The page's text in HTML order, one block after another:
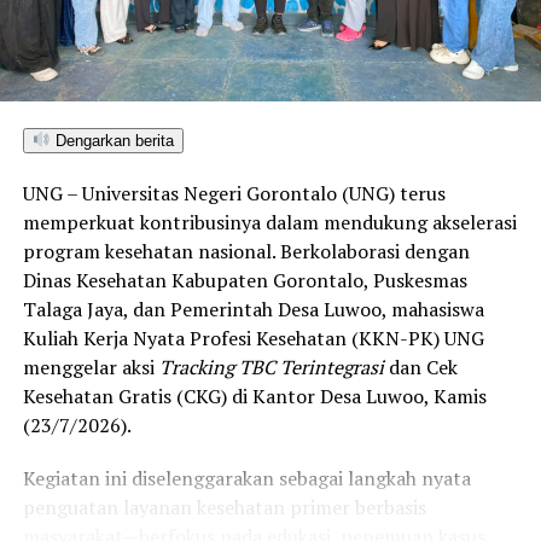
satu-satunya daerah di wilayah tersebut yang
menembus kategori “Unggul”. Sementara kabupaten lain
di Gorontalo masih berada pada kategori “Berkembang”
tertinggi di kawasan SulutGo sebagaimana dipaparkan
dalam Rakorwil TPAKD,” ungkap Wawali Indra Gobel
usai kegiatan.
Indra menambahkan, skor IKAD ini membuktikan bahwa
tingkat keterjangkauan, pemanfaatan, serta inklusivitas
layanan keuangan bagi masyarakat di Kota Gorontalo
berada di posisi terdepan.
menjadi indikator kuat atas keberhasilan pemerintah
daerah dalam mendorong masyarakat agar makin
Dengarkan berita
UNG – Universitas Negeri Gorontalo (UNG) terus
memperkuat kontribusinya dalam mendukung akselerasi
program kesehatan nasional. Berkolaborasi dengan
Dinas Kesehatan Kabupaten Gorontalo, Puskesmas
Talaga Jaya, dan Pemerintah Desa Luwoo, mahasiswa
Kuliah Kerja Nyata Profesi Kesehatan (KKN-PK) UNG
menggelar aksi Tracking TBC Terintegrasidan Cek
Kesehatan Gratis (CKG) di Kantor Desa Luwoo, Kamis
(23/7/2026).
Kegiatan ini diselenggarakan sebagai langkah nyata
penguatan layanan kesehatan primer berbasis